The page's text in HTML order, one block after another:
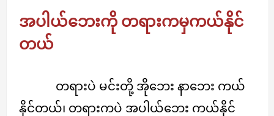
အပါယ်ဘေးကို တရားကမှကယ်နိုင်
တယ်
တရားပဲ မင်းတို့ အိုဘေး နာဘေး ကယ်
နိုင်တယ်၊ တရားကပဲ အပါယ်ဘေး ကယ်နိုင်